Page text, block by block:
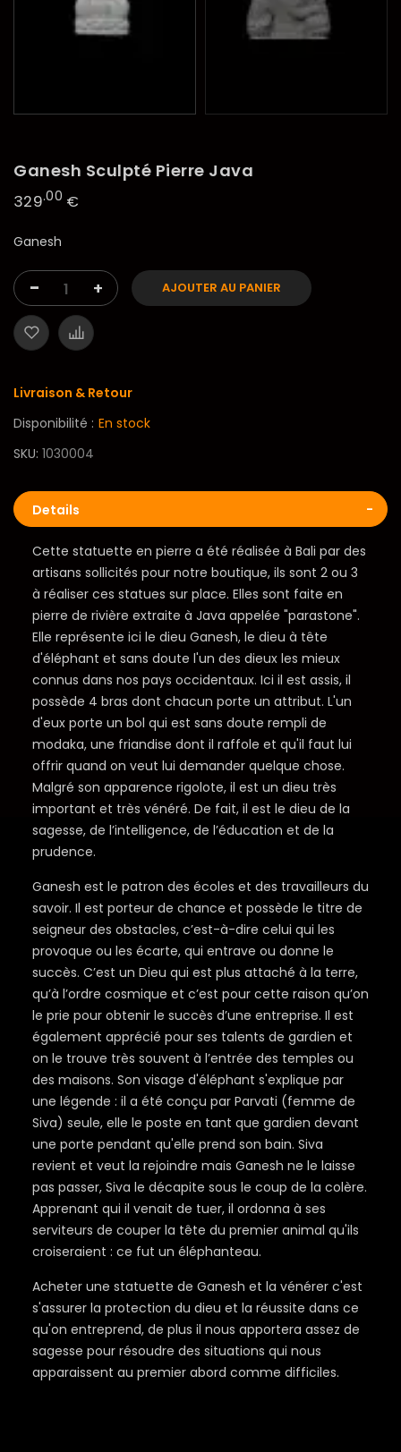
Ganesh Sculpté Pierre Java
329.00 €
Ganesh
- + AJOUTER AU PANIER
Livraison & Retour
Disponibilité : En stock
SKU 1030004
Details
Cette statuette en pierre a été réalisée à Bali par des
artisans sollicités pour notre boutique, ils sont 2 ou 3
à réaliser ces statues sur place. Elles sont faite en
pierre de rivière extraite à Java appelée "parastone".
Elle représente ici le dieu Ganesh, le dieu à tête
d'éléphant et sans doute l'un des dieux les mieux
connus dans nos pays occidentaux. Ici il est assis, il
possède 4 bras dont chacun porte un attribut. L'un
d'eux porte un bol qui est sans doute rempli de
modaka, une friandise dont il raffole et qu'il faut lui
offrir quand on veut lui demander quelque chose.
Malgré son apparence rigolote, il est un dieu très
important et très vénéré. De fait, il est le dieu de la
sagesse, de l’intelligence, de l’éducation et de la
prudence.
Ganesh est le patron des écoles et des travailleurs du
savoir. Il est porteur de chance et possède le titre de
seigneur des obstacles, c’est-à-dire celui qui les
provoque ou les écarte, qui entrave ou donne le
succès. C’est un Dieu qui est plus attaché à la terre,
qu’à l’ordre cosmique et c’est pour cette raison qu’on
le prie pour obtenir le succès d’une entreprise. Il est
également apprécié pour ses talents de gardien et
on le trouve très souvent à l’entrée des temples ou
des maisons. Son visage d'éléphant s'explique par
une légende : il a été conçu par Parvati (femme de
Siva) seule, elle le poste en tant que gardien devant
une porte pendant qu'elle prend son bain. Siva
revient et veut la rejoindre mais Ganesh ne le laisse
pas passer, Siva le décapite sous le coup de la colère.
Apprenant qui il venait de tuer, il ordonna à ses
serviteurs de couper la tête du premier animal qu'ils
croiseraient : ce fut un éléphanteau.
Acheter une statuette de Ganesh et la vénérer c'est
s'assurer la protection du dieu et la réussite dans ce
qu'on entreprend, de plus il nous apportera assez de
sagesse pour résoudre des situations qui nous
apparaissent au premier abord comme difficiles.